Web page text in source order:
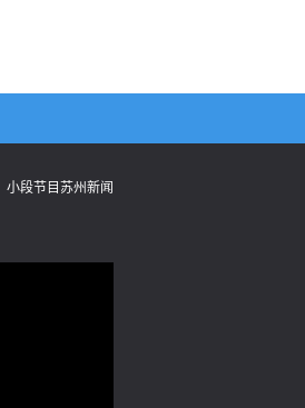
小段节目苏州新闻